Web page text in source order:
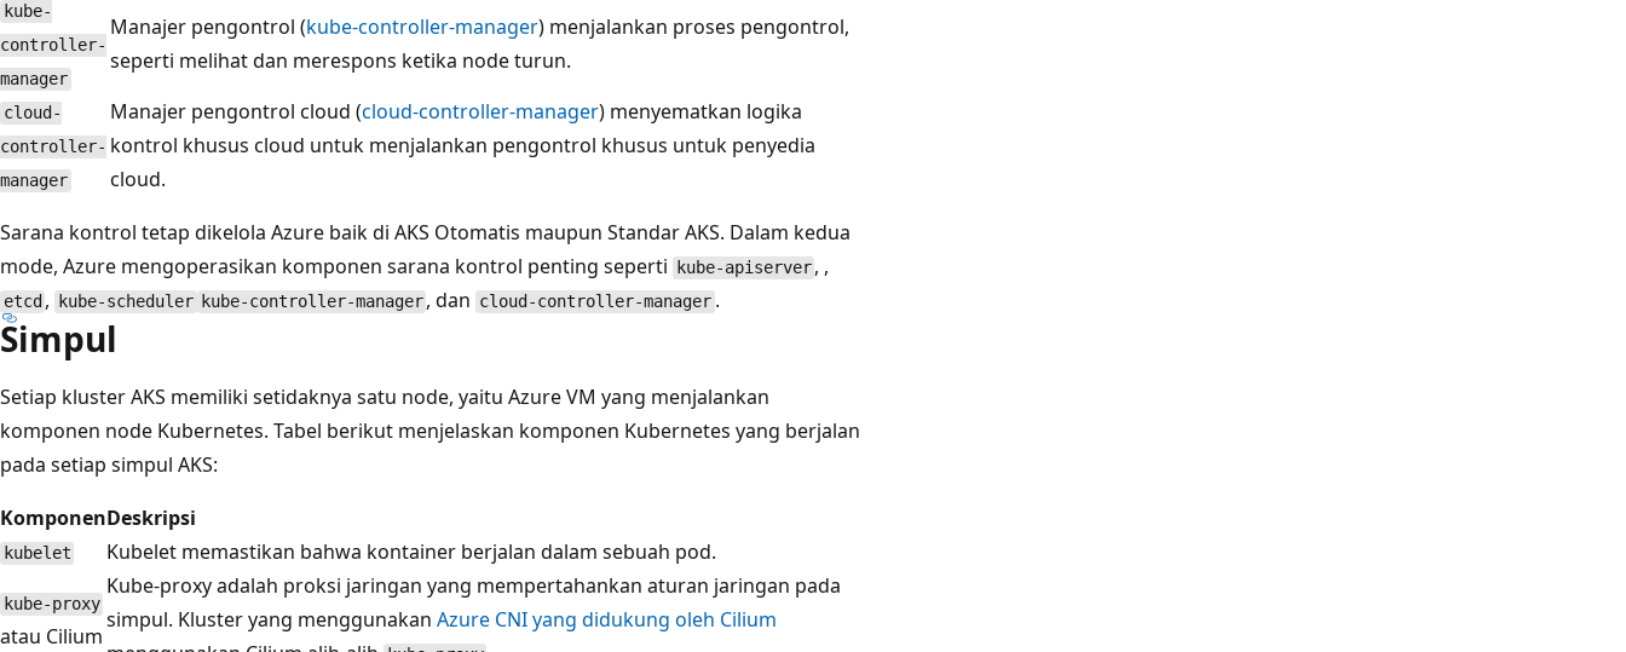
kube-
controller-
manager
Manajer pengontrol (kube-controller-manager) menjalankan proses pengontrol,
seperti melihat dan merespons ketika node turun.
cloud-
controller-
manager
Manajer pengontrol cloud (cloud-controller-manager) menyematkan logika
kontrol khusus cloud untuk menjalankan pengontrol khusus untuk penyedia
cloud.
Sarana kontrol tetap dikelola Azure baik di AKS Otomatis maupun Standar AKS. Dalam kedua
mode, Azure mengoperasikan komponen sarana kontrol penting seperti
kube-apiserver , ,
etcd , kube-scheduler kube-controller-manager , dan cloud-controller-manager .
Simpul
Setiap kluster AKS memiliki setidaknya satu node, yaitu Azure VM yang menjalankan
komponen node Kubernetes. Tabel berikut menjelaskan komponen Kubernetes yang berjalan
pada setiap simpul AKS:
KomponenDeskripsi
kubelet Kubelet memastikan bahwa kontainer berjalan dalam sebuah pod.
kube-proxy
atau Cilium
Kube-proxyadalah proksi jaringan yang mempertahankan aturan jaringan pada
simpul. Kluster yang menggunakan Azure CNI yang didukung oleh Cilium